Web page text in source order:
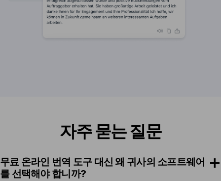
자주 묻는 질문
무료 온라인 번역 도구 대신 왜 귀사의 소프트웨어
를 선택해야 합니까?